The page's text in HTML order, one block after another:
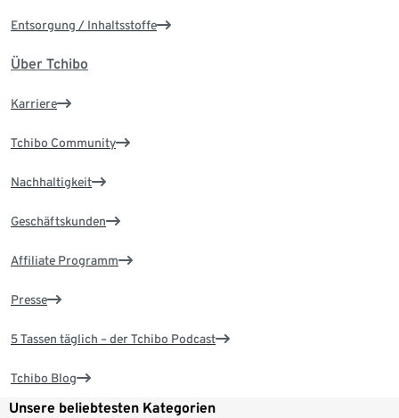
Entsorgung / Inhaltsstoffe
Über Tchibo
Karriere
Tchibo Community
Nachhaltigkeit
Geschäftskunden
Affiliate Programm
Presse
5 Tassen täglich – der Tchibo Podcast
Tchibo Blog
Unsere beliebtesten Kategorien